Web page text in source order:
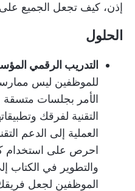
إذن، كيف تجعل الجميع
الحلول
التدريب الرقمي
للموظفين ليس
الأمر بجلسات
التقنية لفرقك
العملية إلى الدعم
احرص على استخدام
والتطوير في الكتاب
الموظفين لجعل